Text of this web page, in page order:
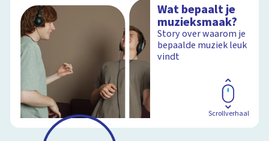
Wat bepaalt je
muzieksmaak?
Story over waarom je
bepaalde muziek leuk
vindt
Scrollverhaal